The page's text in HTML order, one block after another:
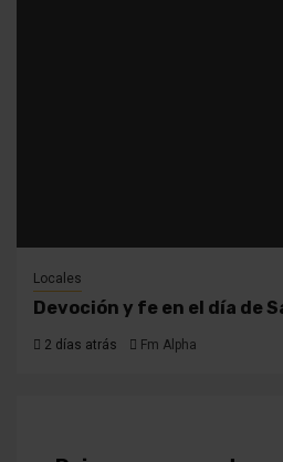
Locales
Devoción y fe en el día de
2 días atrás Fm Alpha